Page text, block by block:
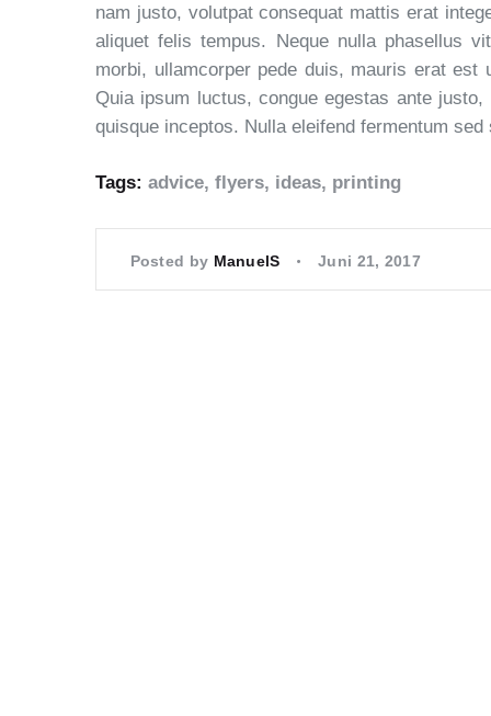
nam justo, volutpat consequat mattis erat
aliquet felis tempus. Neque nulla phasellus
morbi, ullamcorper pede duis, mauris erat
Quia ipsum luctus, congue egestas ante
quisque inceptos. Nulla eleifend fermentum
Tags: advice, flyers, ideas, printing
Posted by ManuelS Juni 21, 2017